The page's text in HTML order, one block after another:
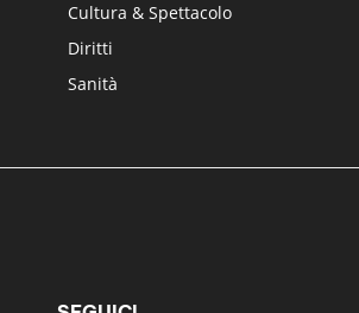
Cultura & Spettacolo
Diritti
Sanità